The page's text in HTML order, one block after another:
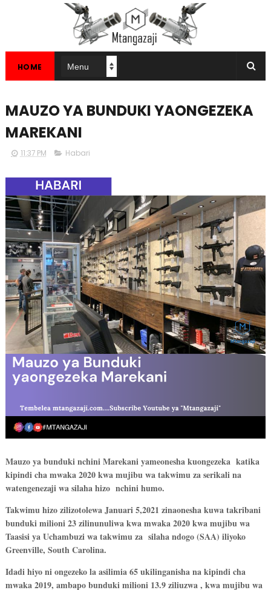
HOME
MAUZO YA BUNDUKI YAONGEZEKA
MAREKANI
11:37 PM Habari
Mauzo ya bunduki nchini Marekani yameonesha kuongezeka katika
kipindi cha mwaka 2020 kwa mujibu wa takwimu za serikali na
watengenezaji wa silaha hizo nchini humo.
Takwimu hizo zilizotolewa Januari 5,2021 zinaonesha kuwa takribani
bunduki milioni 23 zilinunuliwa kwa mwaka 2020 kwa mujibu wa
Taasisi ya Uchambuzi wa takwimu za silaha ndogo (SAA) iliyoko
Greenville, South Carolina.
Idadi hiyo ni ongezeko la asilimia 65 ukilinganisha na kipindi cha
mwaka 2019, ambapo bunduki milioni 13.9 ziliuzwa , kwa mujibu wa